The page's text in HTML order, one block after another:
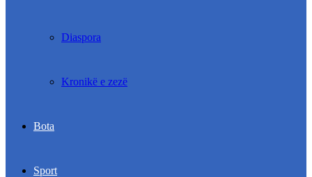
Diaspora
Kronikë e zezë
Bota
Sport